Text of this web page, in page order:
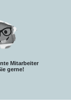
Mitarbeiter
gerne!